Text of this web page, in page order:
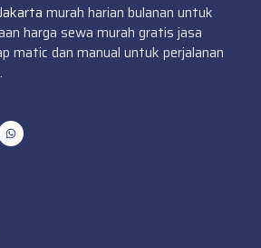
murah harian bulanan untuk
harga sewa murah gratis jasa
matic dan manual untuk perjalanan